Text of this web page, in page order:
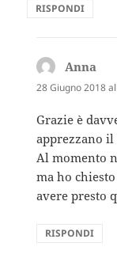
RISPONDI
Anna
28 Giugno 2018
Grazie è
apprezzano il
Al momento
ma ho
avere presto
RISPONDI